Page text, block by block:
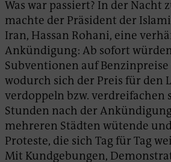
Was war passiert? In der Nacht
machte der Präsident der
Iran, Hassan Rohani, eine
Ankündigung: Ab sofort
Subventionen auf Benzinpreise
wodurch sich der Preis für den
verdoppeln bzw. verdreifachen
Stunden nach der
mehreren Städten wütende
Proteste, die sich Tag für Tag
Mit Kundgebungen,